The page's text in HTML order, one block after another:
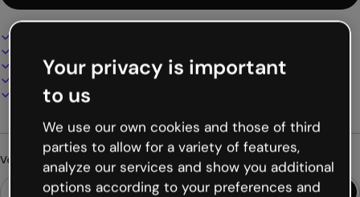
Ajoutez audio, vidéo et multimédia
Présentez, partagez ou publiez en ligne
Téléchargez en PDF, MP4 et autres formats
Vous cherchez autre chose ?
Your privacy is important
to us
We use our own cookies and those of third
parties to allow for a variety of features,
analyze our services and show you additional
options according to your preferences and